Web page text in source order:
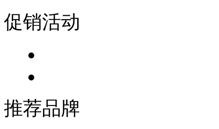
促销活动
推荐品牌